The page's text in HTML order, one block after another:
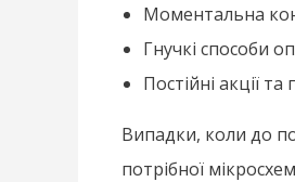
Моментальна
Гнучкі способи
Постійні акції
Випадки, коли до
потрібної